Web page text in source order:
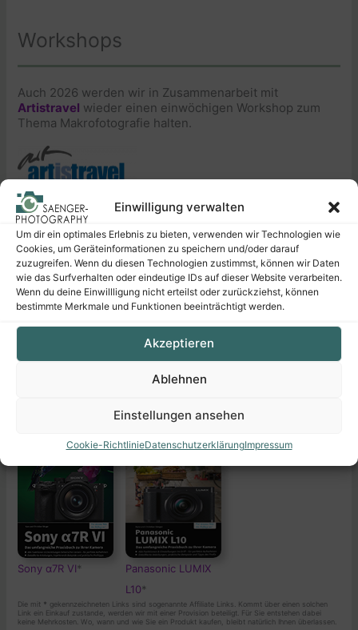
Einwilligung verwalten
Um dir ein optimales Erlebnis zu bieten, verwenden wir Technologien wie
Cookies, um Geräteinformationen zu speichern und/oder darauf
zuzugreifen. Wenn du diesen Technologien zustimmst, können wir Daten
wie das Surfverhalten oder eindeutige IDs auf dieser Website verarbeiten.
Wenn du deine Einwillligung nicht erteilst oder zurückziehst, können
bestimmte Merkmale und Funktionen beeinträchtigt werden.
Akzeptieren
Ablehnen
Einstellungen ansehen
Cookie-RichtlinieDatenschutzerklärungImpressum
Workshops
Auch 2026 werden wir in Zusammenarbeit mit
Artistravel wieder einen einwöchigen Workshop zum
Thema Makrofotografie halten.
Berchtesgadender Land
Mo., 27.07. – Fr., 31.07.2026
Erkundet zusammen mit uns die Welt der kleinen Dinge
und fangt faszinierende Details in einzigartigen Bildern
ein. Mehr Infos zu Inhalt, Terminen & Co. erhaltet ihr auf
unsererDozentenseite.
Sony α7R VI*
Panasonic LUMIX
L10*
Die mit * gekennzeichneten Links sind sogenannte Affiliate Links. Kommt über einen solchen
Link ein Einkauf zustande, werden wir mit einer Provision beteiligt. Für Sie entstehen dabei
keine Mehrkosten. Wo, wann und wie Sie ein Produkt kaufen, bleibt natürlich Ihnen überlassen.